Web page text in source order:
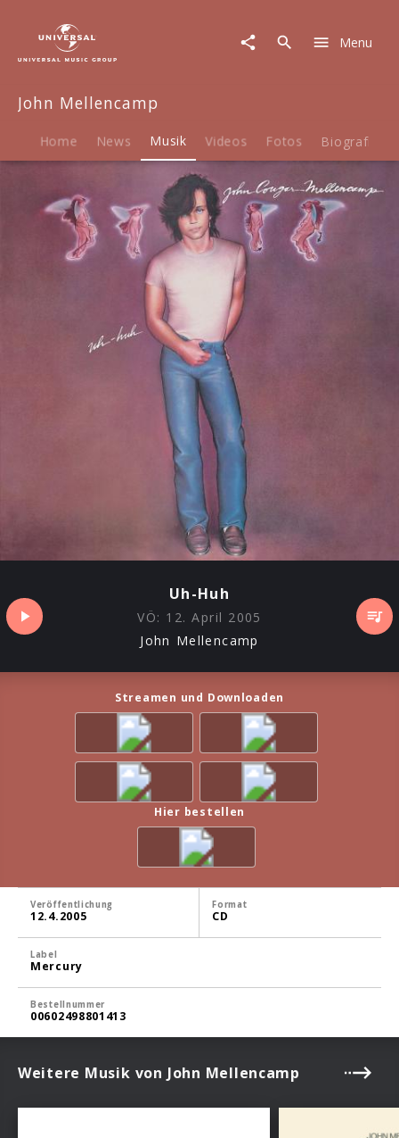
Mellencamp
Musik
Uh-
Menu
John Mellencamp
Home News Musik Videos Fotos Biografie
Uh-Huh
VÖ: 12. April 2005
John Mellencamp
Streamen und Downloaden
Hier bestellen
Veröffentlichung
12.4.2005
Format
CD
Label
Mercury
Bestellnummer
00602498801413
Weitere Musik von John Mellencamp